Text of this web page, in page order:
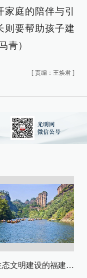
庭的陪伴与引
则要帮助孩子建
青）
[ 责编：王焕君 ]
数字生态文明建设的福建路径与启示